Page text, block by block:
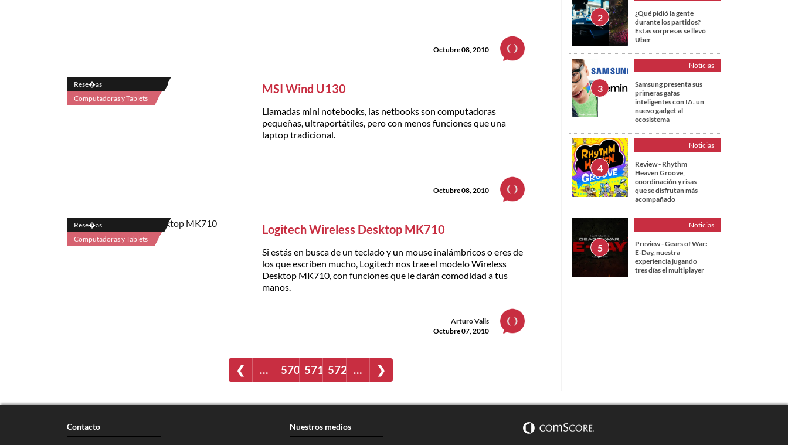
Octubre 08, 2010
Rese�as
Computadoras y Tablets
MSI Wind U130
Llamadas mini notebooks, las netbooks son computadoras
pequeñas, ultraportátiles, pero con menos funciones que una
laptop tradicional.
Octubre 08, 2010
Rese�as
Computadoras y Tablets
Logitech Wireless Desktop MK710
Si estás en busca de un teclado y un mouse inalámbricos o eres de
los que escriben mucho, Logitech nos trae el modelo Wireless
Desktop MK710, con funciones que le darán comodidad a tus
manos.
Arturo Valis
Octubre 07, 2010
❮ … 570 571 572 … ❯
¿Qué pidió la gente
durante los partidos?
Estas sorpresas se llevó
Uber
Noticias
Samsung presenta sus
primeras gafas
inteligentes con IA. un
nuevo gadget al
ecosistema
Noticias
Review - Rhythm
Heaven Groove,
coordinación y risas
que se disfrutan más
acompañado
Noticias
Preview - Gears of War:
E-Day, nuestra
experiencia jugando
tres días el multiplayer
Contacto Nuestros medios